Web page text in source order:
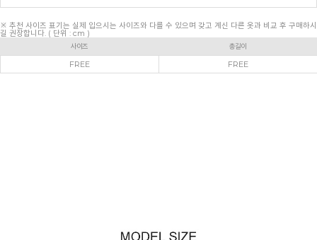
※ 추천 사이즈 표기는 실제 입으시는 사이즈와 다를 수 있으며 갖고 계신 다른 옷과 비교 후 구매하시
길 권장합니다. ( 단위 : cm )
사이즈 총길이
FREE FREE